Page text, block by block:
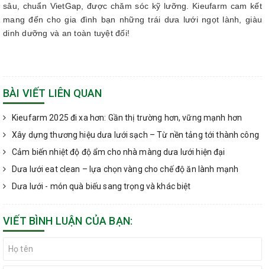
sâu, chuẩn VietGap, được chăm sóc kỹ lưỡng. Kieufarm cam kết
mang đến cho gia đình bạn những trái dưa lưới ngọt lành, giàu
dinh dưỡng và an toàn tuyệt đối!
BÀI VIẾT LIÊN QUAN
Kieufarm 2025 đi xa hơn: Gần thị trường hơn, vững mạnh hơn
Xây dựng thương hiệu dưa lưới sạch – Từ nền tảng tới thành công
Cảm biến nhiệt độ độ ẩm cho nhà màng dưa lưới hiện đại
Dưa lưới eat clean – lựa chọn vàng cho chế độ ăn lành mạnh
Dưa lưới - món quà biếu sang trọng và khác biệt
VIẾT BÌNH LUẬN CỦA BẠN: